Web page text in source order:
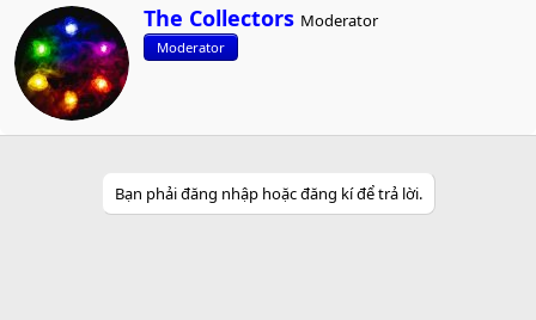
W
r
i
n
The Collectors Moderator
Moderator
Bạn phải đăng nhập hoặc đăng kí để trả lời.